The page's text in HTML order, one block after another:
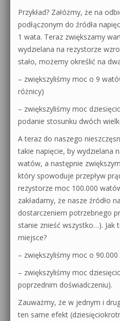
Przykład? Załóżmy, że na
podłączonym do źródła
1 wata. Teraz zwiększamy
wydzielana na rezystorze
stało, możemy określić na
– zwiększyliśmy moc o 9
różnicy)
– zwiększyliśmy moc
podanie stosunku dwóch
A teraz do naszego
takie napięcie, by wydzielana
watów, a następnie
który spowoduje przepływ
rezystorze moc 100.000
zakładamy, że nasze źródło
dostarczeniem potrzebnego
stanie znieść wszystko…). Jak
miejsce?
– zwiększyliśmy moc o
– zwiększyliśmy moc
poprzednim doświadczeniu).
Zauważmy, że w jednym i
ten same efekt